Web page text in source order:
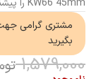
KW66 45mm را پیشنهاد می دهیم.
مشتری گرامی
بگیرید
1,579,000